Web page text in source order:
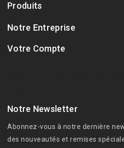
Produits
Notre Entreprise
Votre Compte
Notre Newsletter
Abonnez-vous à notre dernière
des nouveautés et remises